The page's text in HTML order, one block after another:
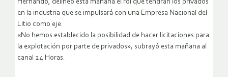
Hernando, delineó esta mañana el rol que tendrán los privados
en la industria que se impulsará con una Empresa Nacional del
Litio como eje.
«No hemos establecido la posibilidad de hacer licitaciones para
la explotación por parte de privados», subrayó esta mañana al
canal 24 Horas.